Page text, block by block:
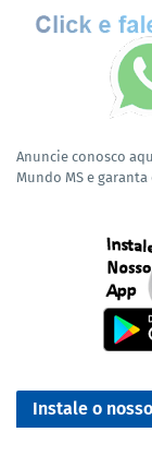
Anuncie conosco
Mundo MS e
Instale o